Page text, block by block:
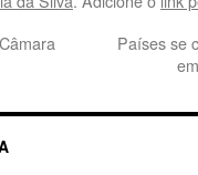
Países se